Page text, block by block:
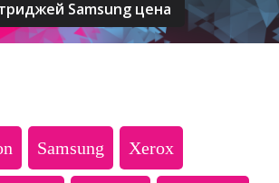
Samsung цена
Samsung Xerox